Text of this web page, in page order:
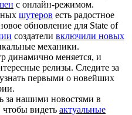
с онлайн-режимом.
шутеров есть радостное
обновление для State of
создатели включили новых
механики.
динамично меняется, и
релизы. Следите за
первыми о новейших
за нашими новостями в
чтобы видеть актуальные